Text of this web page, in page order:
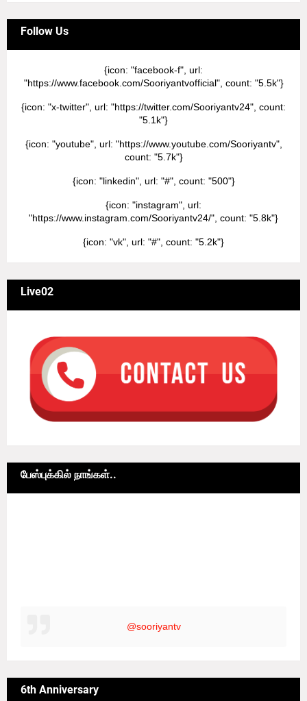
Follow Us
{icon: "facebook-f", url:
"https://www.facebook.com/Sooriyantvofficial", count: "5.5k"}
{icon: "x-twitter", url: "https://twitter.com/Sooriyantv24", count:
"5.1k"}
{icon: "youtube", url: "https://www.youtube.com/Sooriyantv",
count: "5.7k"}
{icon: "linkedin", url: "#", count: "500"}
{icon: "instagram", url:
"https://www.instagram.com/Sooriyantv24/", count: "5.8k"}
{icon: "vk", url: "#", count: "5.2k"}
Live02
பேஸ்புக்கில் நாங்கள்..
@sooriyantv
6th Anniversary